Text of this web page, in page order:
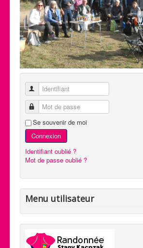
Identifiant
Mot de passe
Se souvenir de moi
Connexion
Identifiant oublié ?
Mot de passe oublié ?
Menu utilisateur